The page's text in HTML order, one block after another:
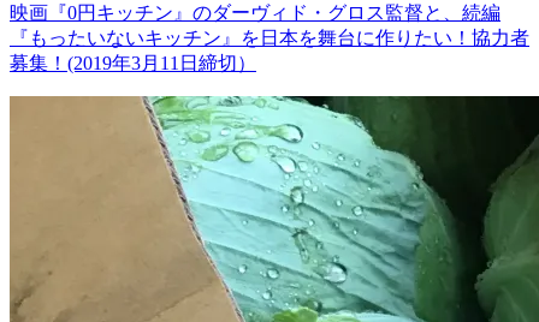
映画『0円キッチン』のダーヴィド・グロス監督と、続編
『もったいないキッチン』を日本を舞台に作りたい！協力者
募集！(2019年3月11日締切）